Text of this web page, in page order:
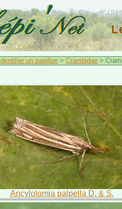
Identifier un papillon > Crambidae >
Ancylolomia palpella D. & S.